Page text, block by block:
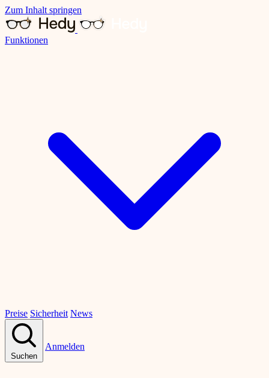
Zum Inhalt springen
Funktionen
Preise Sicherheit News
Suchen
Anmelden